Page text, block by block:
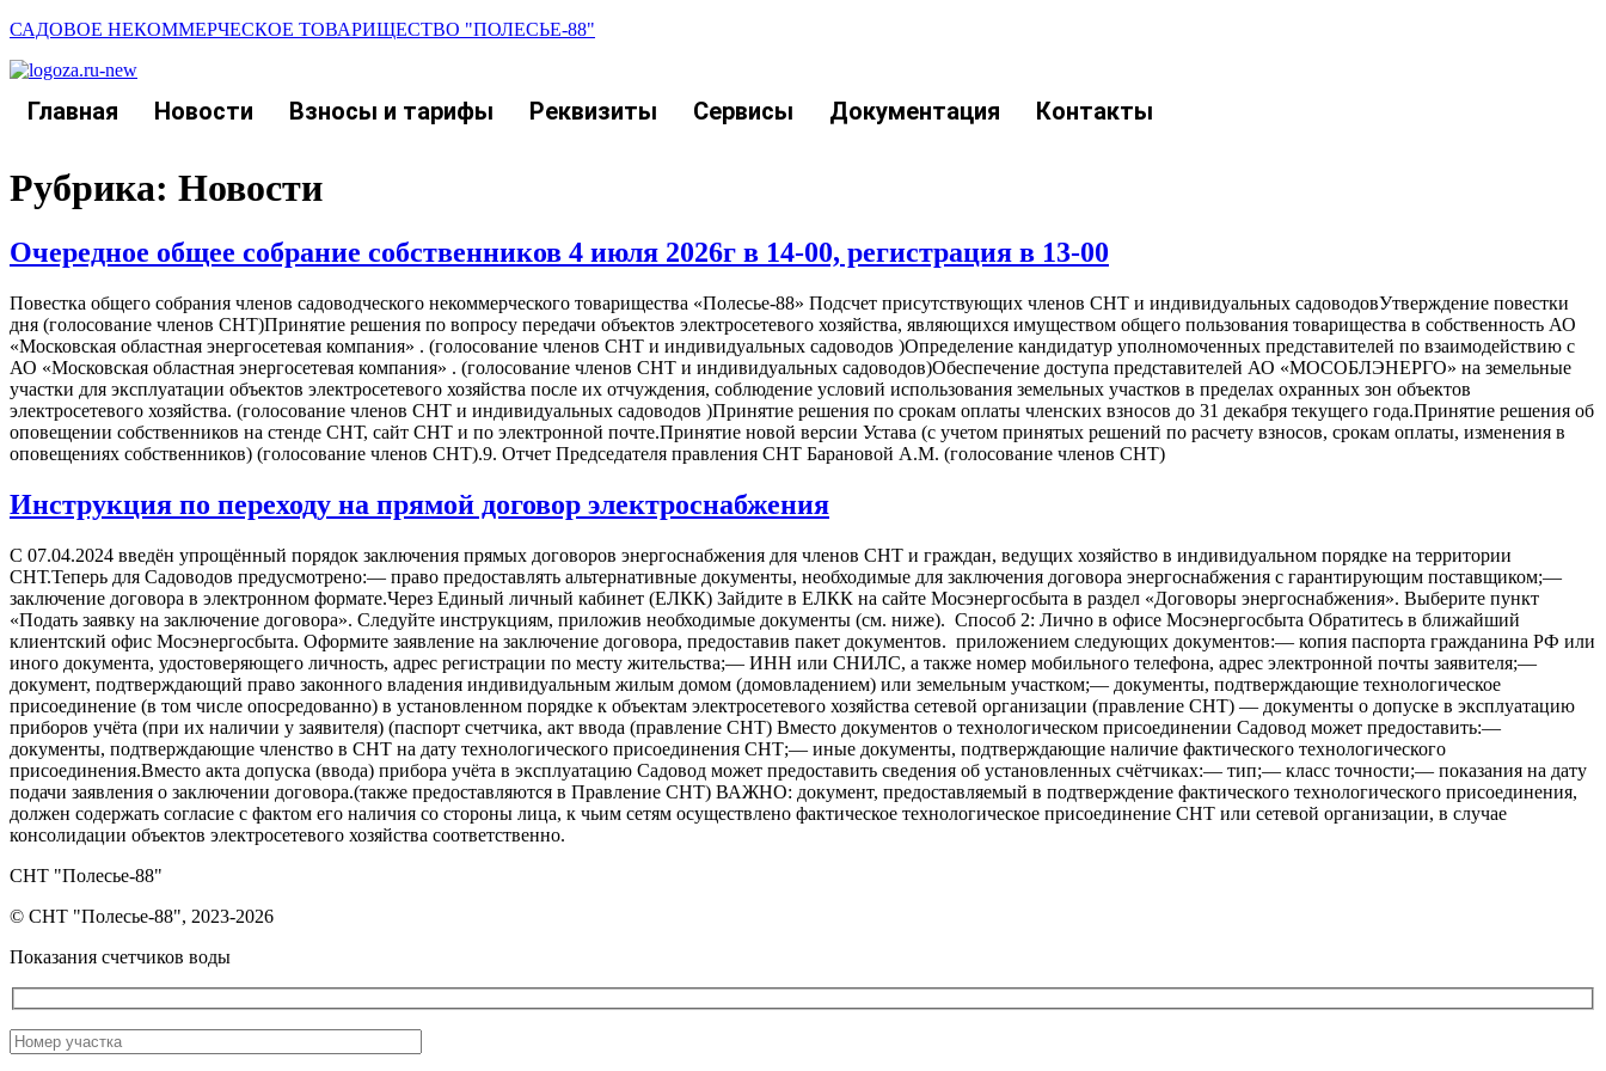
САДОВОЕ НЕКОММЕРЧЕСКОЕ ТОВАРИЩЕСТВО "ПОЛЕСЬЕ-88"
Главная Новости Взносы и тарифы Реквизиты Сервисы Документация Контакты
Рубрика: Новости
Очередное общее собрание собственников 4 июля 2026г в 14-00, регистрация в 13-00
Повестка общего собрания членов садоводческого некоммерческого товарищества «Полесье-88» Подсчет присутствующих членов СНТ и индивидуальных садоводовУтверждение повестки
дня (голосование членов СНТ)Принятие решения по вопросу передачи объектов электросетевого хозяйства, являющихся имуществом общего пользования товарищества в собственность АО
«Московская областная энергосетевая компания» . (голосование членов СНТ и индивидуальных садоводов )Определение кандидатур уполномоченных представителей по взаимодействию с
АО «Московская областная энергосетевая компания» . (голосование членов СНТ и индивидуальных садоводов)Обеспечение доступа представителей АО «МОСОБЛЭНЕРГО» на земельные
участки для эксплуатации объектов электросетевого хозяйства после их отчуждения, соблюдение условий использования земельных участков в пределах охранных зон объектов
электросетевого хозяйства. (голосование членов СНТ и индивидуальных садоводов )Принятие решения по срокам оплаты членских взносов до 31 декабря текущего года.Принятие решения об
оповещении собственников на стенде СНТ, сайт СНТ и по электронной почте.Принятие новой версии Устава (с учетом принятых решений по расчету взносов, срокам оплаты, изменения в
оповещениях собственников) (голосование членов СНТ).9. Отчет Председателя правления СНТ Барановой А.М. (голосование членов СНТ)
Инструкция по переходу на прямой договор электроснабжения
С 07.04.2024 введён упрощённый порядок заключения прямых договоров энергоснабжения для членов СНТ и граждан, ведущих хозяйство в индивидуальном порядке на территории
СНТ.Теперь для Садоводов предусмотрено:— право предоставлять альтернативные документы, необходимые для заключения договора энергоснабжения с гарантирующим поставщиком;—
заключение договора в электронном формате.Через Единый личный кабинет (ЕЛКК) Зайдите в ЕЛКК на сайте Мосэнергосбыта в раздел «Договоры энергоснабжения». Выберите пункт
«Подать заявку на заключение договора». Следуйте инструкциям, приложив необходимые документы (см. ниже). Способ 2: Лично в офисе Мосэнергосбыта Обратитесь в ближайший
клиентский офис Мосэнергосбыта. Оформите заявление на заключение договора, предоставив пакет документов. приложением следующих документов:— копия паспорта гражданина РФ или
иного документа, удостоверяющего личность, адрес регистрации по месту жительства;— ИНН или СНИЛС, а также номер мобильного телефона, адрес электронной почты заявителя;—
документ, подтверждающий право законного владения индивидуальным жилым домом (домовладением) или земельным участком;— документы, подтверждающие технологическое
присоединение (в том числе опосредованно) в установленном порядке к объектам электросетевого хозяйства сетевой организации (правление СНТ) — документы о допуске в эксплуатацию
приборов учёта (при их наличии у заявителя) (паспорт счетчика, акт ввода (правление СНТ) Вместо документов о технологическом присоединении Садовод может предоставить:—
документы, подтверждающие членство в СНТ на дату технологического присоединения СНТ;— иные документы, подтверждающие наличие фактического технологического
присоединения.Вместо акта допуска (ввода) прибора учёта в эксплуатацию Садовод может предоставить сведения об установленных счётчиках:— тип;— класс точности;— показания на дату
подачи заявления о заключении договора.(также предоставляются в Правление СНТ) ВАЖНО: документ, предоставляемый в подтверждение фактического технологического присоединения,
должен содержать согласие с фактом его наличия со стороны лица, к чьим сетям осуществлено фактическое технологическое присоединение СНТ или сетевой организации, в случае
консолидации объектов электросетевого хозяйства соответственно.
СНТ "Полесье-88"
© СНТ "Полесье-88", 2023-2026
Показания счетчиков воды